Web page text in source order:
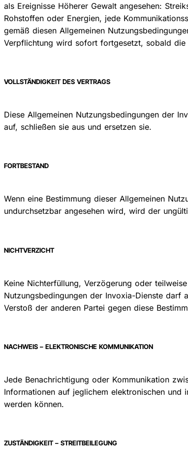
als Ereignisse Höherer Gewalt angesehen:
Rohstoffen oder Energien, jede
gemäß diesen Allgemeinen
Verpflichtung wird sofort fortgesetzt, sobald die
VOLLSTÄNDIGKEIT DES VERTRAGS
Diese Allgemeinen Nutzungsbedingungen der
auf, schließen sie aus und ersetzen sie.
FORTBESTAND
Wenn eine Bestimmung dieser Allgemeinen
undurchsetzbar angesehen wird, wird der
NICHTVERZICHT
Keine Nichterfüllung, Verzögerung oder
Nutzungsbedingungen der Invoxia-Dienste darf
Verstoß der anderen Partei gegen diese
NACHWEIS – ELEKTRONISCHE KOMMUNIKATION
Jede Benachrichtigung oder Kommunikation
Informationen auf jeglichem elektronischen
werden können.
ZUSTÄNDIGKEIT – STREITBEILEGUNG